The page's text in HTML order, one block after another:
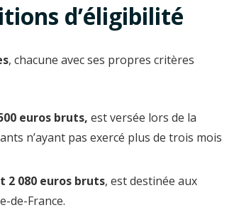
d’éligibilité
, chacune avec ses propres critères
euros bruts, est versée lors de la
n’ayant pas exercé plus de trois mois
2 080 euros bruts, est destinée aux
de-France.